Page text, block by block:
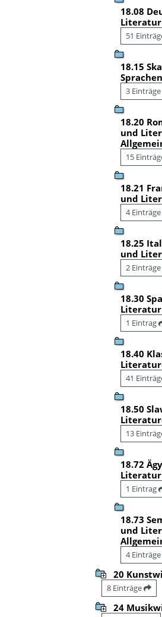
18.08
Literatur
51
18.15
3 Einträge
18.20
und
15
18.21
und
4 Einträge
18.25
und
2 Einträge
18.30
Literatur
1 Eintrag
18.40
41
18.50
13
18.72
Literatur
1 Eintrag
18.73
und
4 Einträge
20
8 Einträge
24